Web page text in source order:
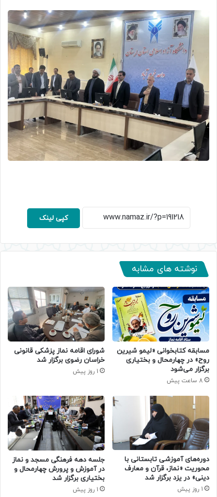
کپی لینک
نوشته های مشابه
مسابقه کتابخوانی «لیمو شیرین
روح» در چهارمحال و بختیاری
برگزار می‌شود
8 ساعت پیش
شورای اقامه نماز پزشکی قانونی
خراسان رضوی برگزار شد
1 روز پیش
دوره‌های آموزشی تابستانی با
محوریت «نماز، قرآن و معارف
دینی» در یزد برگزار شد
1 روز پیش
جلسه دهه فرهنگی مسجد و نماز
در آموزش و پرورش چهارمحال و
بختیاری برگزار شد
1 روز پیش